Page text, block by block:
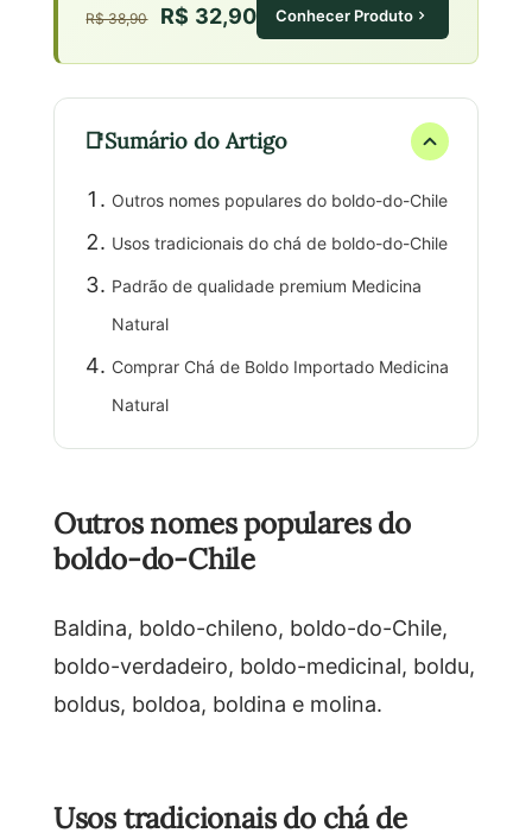
R$ 38,90 R$ 32,90 Conhecer Produto
Sumário do Artigo
Outros nomes populares do boldo-do-Chile
Usos tradicionais do chá de boldo-do-Chile
Padrão de qualidade premium Medicina
Natural
Comprar Chá de Boldo Importado Medicina
Natural
Outros nomes populares do
boldo-do-Chile
Baldina, boldo-chileno, boldo-do-Chile,
boldo-verdadeiro, boldo-medicinal, boldu,
boldus, boldoa, boldina e molina.
Usos tradicionais do chá de